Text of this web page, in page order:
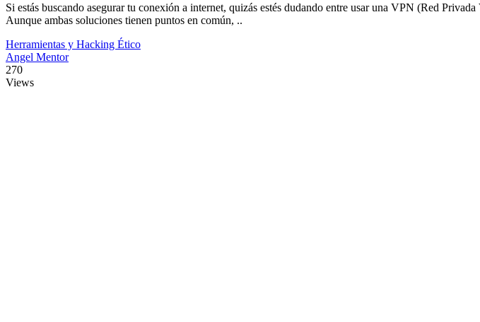
Si estás buscando asegurar tu conexión a internet, quizás estés dudando entre usar una VPN (Red
Aunque ambas soluciones tienen puntos en común, ..
Herramientas y Hacking Ético
Angel Mentor
270
Views